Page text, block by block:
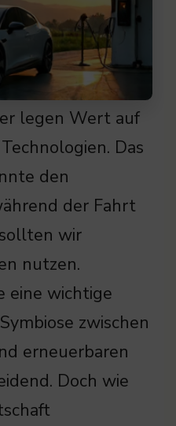
legen Wert auf
Das
den
der Fahrt
wir
nutzen.
eine wichtige
zwischen
erneuerbaren
Doch wie